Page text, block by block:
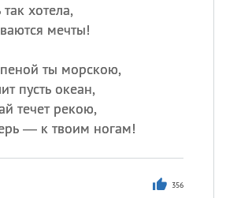
хотела,
мечты!
ты морскою,
пусть океан,
течет рекою,
— к твоим ногам!
356